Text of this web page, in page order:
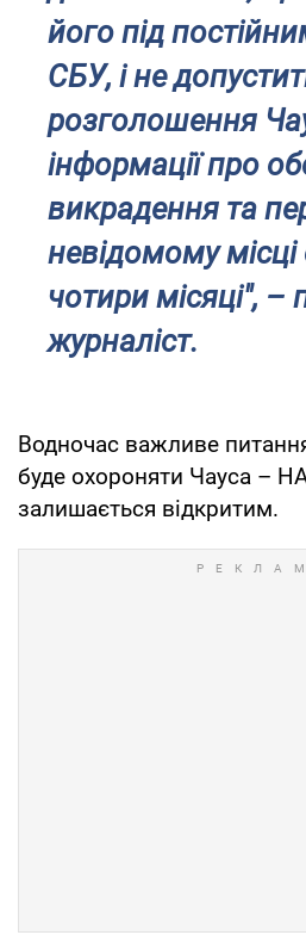
його під
СБУ, і не
розголошення
інформації про
викрадення та
невідомому місці
чотири місяці", –
журналіст.
Водночас важливе
буде охороняти Чауса –
залишається відкритим.